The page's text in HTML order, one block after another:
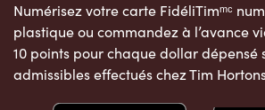
Numérisez votre carte FidéliTimᵐᶜ
plastique ou commandez à l’avance
10 points pour chaque dollar dépensé
admissibles effectués chez Tim